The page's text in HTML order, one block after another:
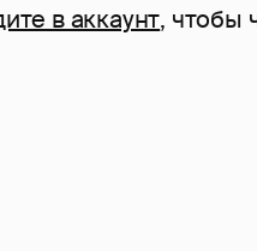
в аккаунт, чтобы